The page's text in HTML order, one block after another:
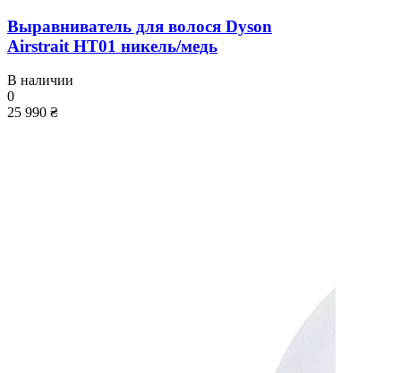
Выравниватель для волося Dyson
Airstrait HT01 никель/медь
В наличии
0
25 990 ₴